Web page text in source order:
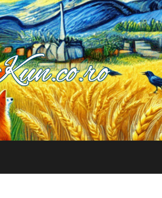
Kuncoro++